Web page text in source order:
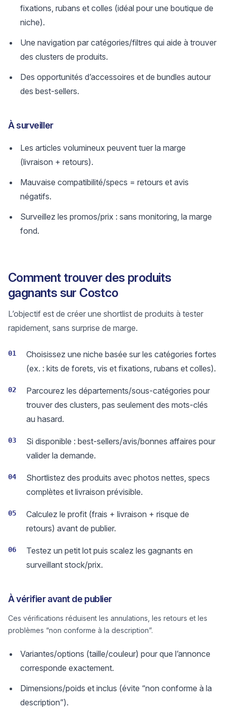
fixations, rubans et colles (idéal pour une boutique de
niche).
Une navigation par catégories/filtres qui aide à trouver
des clusters de produits.
Des opportunités d’accessoires et de bundles autour
des best-sellers.
À surveiller
Les articles volumineux peuvent tuer la marge
(livraison + retours).
Mauvaise compatibilité/specs = retours et avis
négatifs.
Surveillez les promos/prix : sans monitoring, la marge
fond.
Comment trouver des produits
gagnants sur Costco
L’objectif est de créer une shortlist de produits à tester
rapidement, sans surprise de marge.
01
Choisissez une niche basée sur les catégories fortes
(ex. : kits de forets, vis et fixations, rubans et colles).
02
Parcourez les départements/sous-catégories pour
trouver des clusters, pas seulement des mots-clés
au hasard.
03
Si disponible : best-sellers/avis/bonnes affaires pour
valider la demande.
04
Shortlistez des produits avec photos nettes, specs
complètes et livraison prévisible.
05
Calculez le profit (frais + livraison + risque de
retours) avant de publier.
06
Testez un petit lot puis scalez les gagnants en
surveillant stock/prix.
À vérifier avant de publier
Ces vérifications réduisent les annulations, les retours et les
problèmes “non conforme à la description”.
Variantes/options (taille/couleur) pour que l’annonce
corresponde exactement.
Dimensions/poids et inclus (évite “non conforme à la
description”).